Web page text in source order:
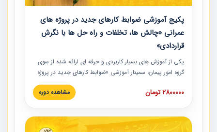
پکیج آموزشی ضوابط کارهای جدید در پروژه های
عمرانی «چالش ها، تخلفات و راه حل ها با نگرش
قراردادی»
یکی از آموزش‏‏‏‏‏‏ های بسیار کاربردی و حرفه‏ ای ارائه شده از سوی
گروه امور پیمان، سمینار آموزشی «ضوابط کارهای جدید در پروژه
های عمرانی» چالش ها، تخلفات و راه حل ها با نگرش قراردادی
است که در محل سندیکای شرکت های ساختمانی کشور ارائه شد.
مدارک پیمان به همراه تجربیات عملی ارائه شده است.
2800000 تومان مشاهده دوره